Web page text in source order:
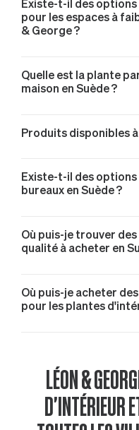
Existe-t-il des
pour les espaces à
& George ?
Quelle est la plante
maison en Suède ?
Produits disponibles
Acheter un Joyau
Acheter un
Acheter un Pothos
Acheter un Ficus
Existe-t-il des
bureaux en Suède ?
Où puis-je trouver
qualité à acheter en
Où puis-je acheter
pour les plantes
LÉON &
D'INTÉRIEUR